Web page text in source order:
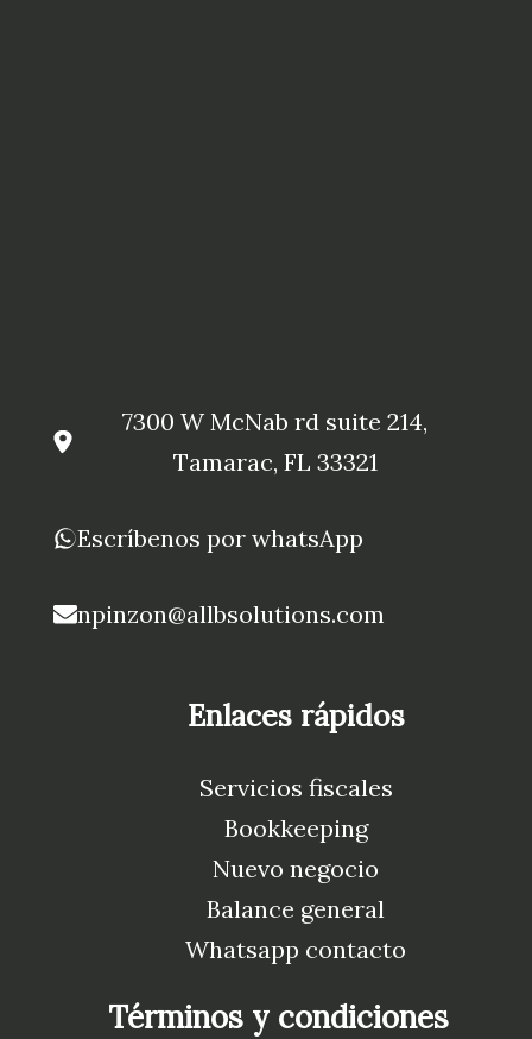
7300 W McNab rd suite 214,
Tamarac, FL 33321
Escríbenos por whatsApp
npinzon@allbsolutions.com
Enlaces rápidos
Servicios fiscales
Bookkeeping
Nuevo negocio
Balance general
Whatsapp contacto
Términos y condiciones